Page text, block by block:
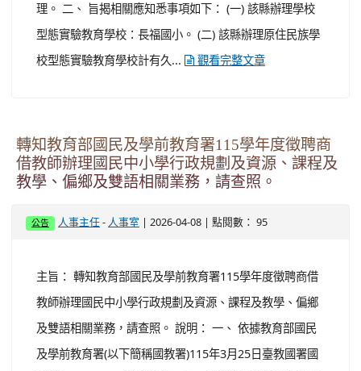
理。 二、 旨揭相關應知悉事項如下： (一) 該縣辦理學校
型態實驗教育學校：長福國小。 (二) 該縣辦理原住民族學
校型態實驗教育學校計有久...
觀看完整文章
轉知教育部國民及學前教育署115學年度徵聘商
借教師辦理國民中小學行政規劃及資源、課程及
教學、偏鄉及雙語相關業務，請查照。
公告 人事主任 - 人事室 | 2026-04-08 | 點閱數： 95
主旨： 轉知教育部國民及學前教育署115學年度徵聘商借
教師辦理國民中小學行政規劃及資源、課程及教學、偏鄉
及雙語相關業務，請查照。 說明： 一、 依據教育部國民
及學前教育署(以下簡稱國教署)115年3月25日臺教國署國